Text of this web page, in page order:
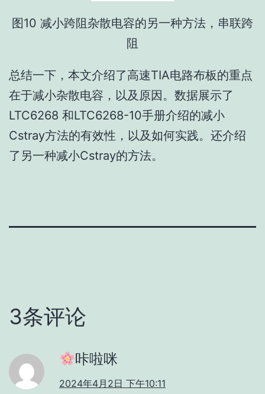
图10 减小跨阻杂散电容的另一种方法，串联跨
阻
总结一下，本文介绍了高速TIA电路布板的重点
在于减小杂散电容，以及原因。数据展示了
LTC6268 和LTC6268-10手册介绍的减小
Cstray方法的有效性，以及如何实践。还介绍
了另一种减小Cstray的方法。
3条评论
咔啦咪
2024年4月2日 下午10:11